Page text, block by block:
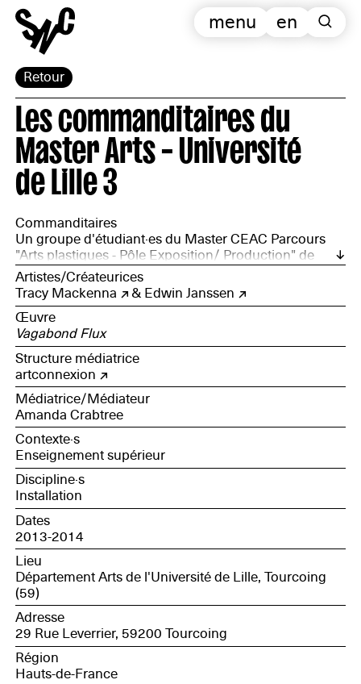
Retour
en
menu
Les commanditaires du
Master Arts – Université
de Lille 3
Commanditaires
Un groupe d'étudiant·es du Master CEAC Parcours
"Arts plastiques - Pôle Exposition/ Production" de
l'Université de Lille 3
Artistes/Créateurices
Tracy Mackenna
& Edwin Janssen
Œuvre
Vagabond Flux
Structure médiatrice
artconnexion
Médiatrice/Médiateur
Amanda Crabtree
Contexte·s
Enseignement supérieur
Discipline·s
Installation
Dates
2013-2014
Lieu
Département Arts de l'Université de Lille, Tourcoing
(59)
Adresse
29 Rue Leverrier, 59200 Tourcoing
Région
Hauts-de-France